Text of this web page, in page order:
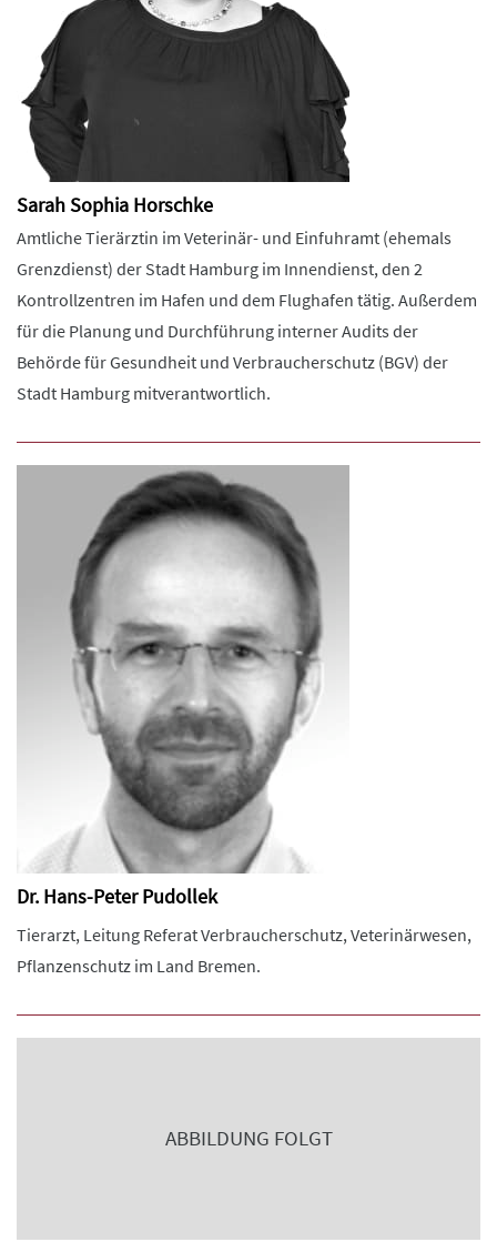
Sarah Sophia Horschke
Amtliche Tierärztin im Veterinär- und Einfuhramt (ehemals
Grenzdienst) der Stadt Hamburg im Innendienst, den 2
Kontrollzentren im Hafen und dem Flughafen tätig. Außerdem
für die Planung und Durchführung interner Audits der
Behörde für Gesundheit und Verbraucherschutz (BGV) der
Stadt Hamburg mitverantwortlich.
Dr. Hans-Peter Pudollek
Tierarzt, Leitung Referat Verbraucherschutz, Veterinärwesen,
Pflanzenschutz im Land Bremen.
ABBILDUNG FOLGT